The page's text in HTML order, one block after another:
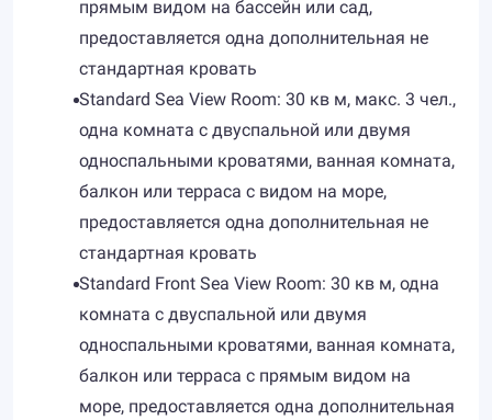
прямым видом на бассейн или сад,
предоставляется одна дополнительная не
стандартная кровать
Standard Sea View Room: 30 кв м, макс. 3 чел.,
одна комната с двуспальной или двумя
односпальными кроватями, ванная комната,
балкон или терраса с видом на море,
предоставляется одна дополнительная не
стандартная кровать
Standard Front Sea View Room: 30 кв м, одна
комната с двуспальной или двумя
односпальными кроватями, ванная комната,
балкон или терраса с прямым видом на
море, предоставляется одна дополнительная